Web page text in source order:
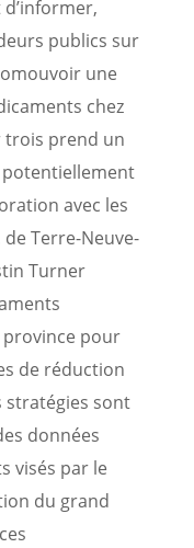
publics sur
une
chez
trois prend un
avec les
Terre-Neuve-
Turner
pour
de réduction
stratégies sont
données
visés par le
du grand